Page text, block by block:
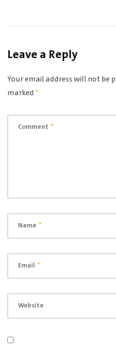
Leave a Reply
Your email address will not be
marked*
Comment *
Name *
Email *
Website